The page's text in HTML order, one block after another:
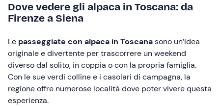
Dove vedere gli alpaca in Toscana: da
Firenze a Siena
Le passeggiate con alpaca in Toscanasono un’idea
originale e divertente per trascorrere un weekend
diverso dal solito, in coppia o con la propria famiglia.
Con le sue verdi colline e i casolari di campagna, la
regione offre numerose località dove poter vivere questa
esperienza.